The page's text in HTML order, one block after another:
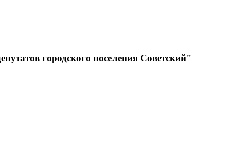
городского поселения Советский"